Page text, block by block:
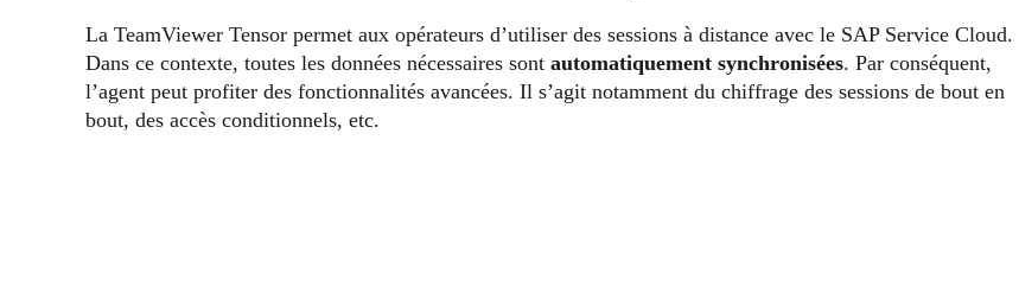
La TeamViewer Tensor permet aux opérateurs d’utiliser des sessions à distance avec le SAP Service Cloud.
Dans ce contexte, toutes les données nécessaires sont automatiquement synchronisées. Par conséquent,
l’agent peut profiter des fonctionnalités avancées. Il s’agit notamment du chiffrage des sessions de bout en
bout, des accès conditionnels, etc.